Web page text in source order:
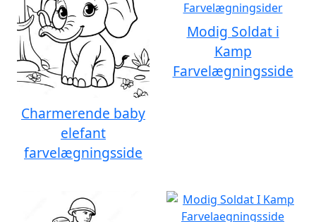
Charmerende baby
elefant
farvelægningsside
Modig Soldat i
Kamp
Farvelægningsside